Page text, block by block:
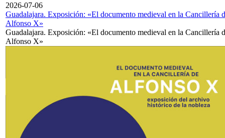
2026-07-06
Guadalajara. Exposición: «El documento medieval en la Cancillería
Alfonso X»
Guadalajara. Exposición: «El documento medieval en la Cancillería
Alfonso X»